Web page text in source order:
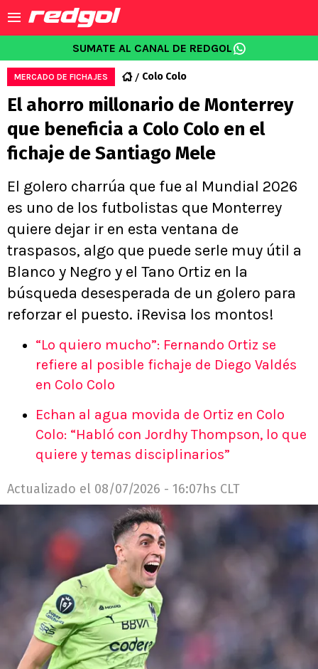
SUMATE AL CANAL DE REDGOL
MERCADO DE FICHAJES Colo Colo
El ahorro millonario de Monterrey
que beneficia a Colo Colo en el
fichaje de Santiago Mele
El golero charrúa que fue al Mundial 2026
es uno de los futbolistas que Monterrey
quiere dejar ir en esta ventana de
traspasos, algo que puede serle muy útil a
Blanco y Negro y el Tano Ortiz en la
búsqueda desesperada de un golero para
reforzar el puesto. ¡Revisa los montos!
“Lo quiero mucho”: Fernando Ortiz se
refiere al posible fichaje de Diego Valdés
en Colo Colo
Echan al agua movida de Ortiz en Colo
Colo: “Habló con Jordhy Thompson, lo que
quiere y temas disciplinarios”
Actualizado el 08/07/2026 - 16:07hs CLT